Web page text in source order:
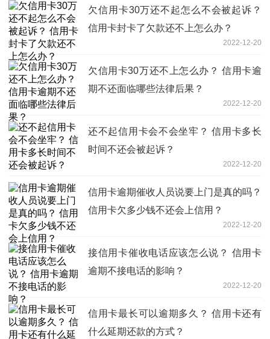
欠信用卡30万还不起怎么不会被起诉？
信用卡封卡了欠款还不上怎么办？
2022-12-20
欠信用卡30万还不上怎么办？ 信用卡逾
期不还面临哪些法律后果？
2022-12-20
还不起信用卡会不会坐牢？ 信用卡多长
时间不还会被起诉？
2022-12-20
信用卡逾期催收人员说要上门是真的吗？
信用卡欠多少钱不还会上信用？
2022-12-20
接信用卡催收电话应该怎么说？ 信用卡
逾期不接电话的影响？
2022-12-20
信用卡最长可以逾期多久？ 信用卡还有
什么延期还款的方式？